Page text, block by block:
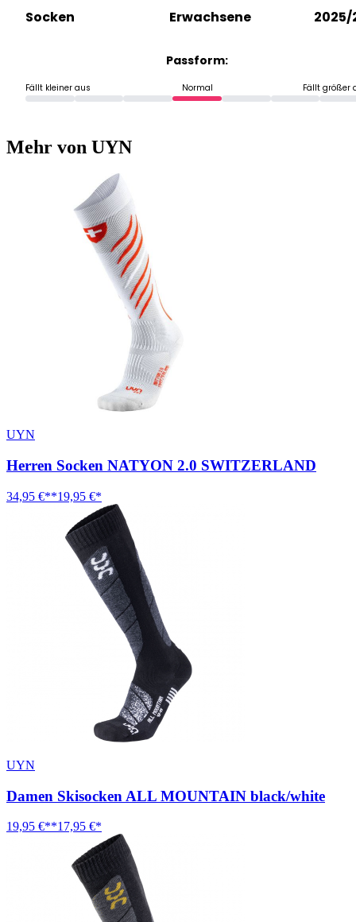
Socken Erwachsene 2025/
Passform:
Fällt kleiner aus Normal Fällt größer
Mehr von UYN
UYN
Herren Socken NATYON 2.0 SWITZERLAND
34,95 €**19,95 €*
UYN
Damen Skisocken ALL MOUNTAIN black/white
19,95 €**17,95 €*